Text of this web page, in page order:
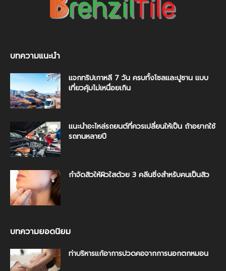
บทความแนะนำ
แจกทริปเกาหลี 7 วัน ครบทั้งโซลและปูซาน แบบ
เที่ยวคุ้มไม่เหนื่อยเกิน
แนะนำอะไหล่รถยนต์ที่ควรเปลี่ยนให้เป็น ถ้าอยากใช้
รถทนหลายปี
กำจัดสิวให้ผิวใสด้วย 3 คลีนซิ่งสําหรับคนเป็นสิว
บทความยอดนิยม
ท่าบริหารแก้อาการปวดคอจากการนอกตกหมอน